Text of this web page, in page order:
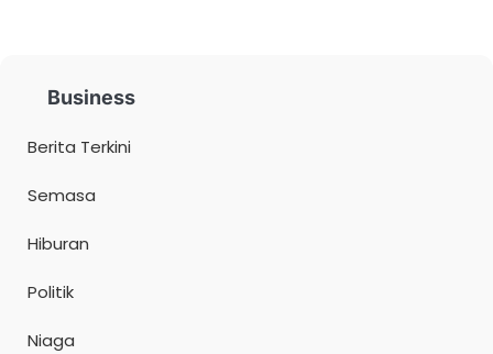
Business
Berita Terkini
Semasa
Hiburan
Politik
Niaga